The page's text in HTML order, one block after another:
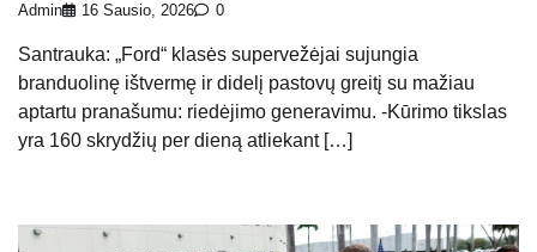
Admin 16 Sausio, 2026 0
Santrauka: „Ford“ klasės supervežėjai sujungia
branduolinę ištvermę ir didelį pastovų greitį su mažiau
aptartu pranašumu: riedėjimo generavimu. -Kūrimo tikslas
yra 160 skrydžių per dieną atliekant […]